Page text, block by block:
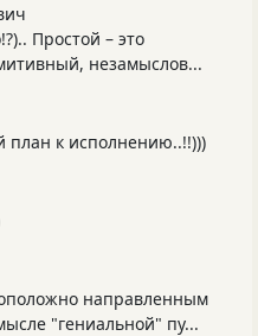
Простой – это
незамыслов...
план к исполнению..!!)))
направленным
"гениальной" пу...